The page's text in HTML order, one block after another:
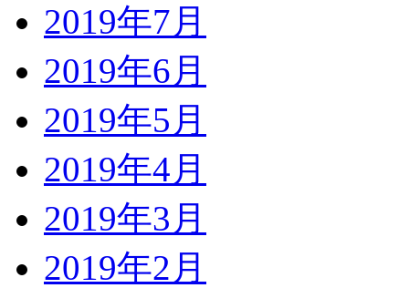
2019年7月
2019年6月
2019年5月
2019年4月
2019年3月
2019年2月